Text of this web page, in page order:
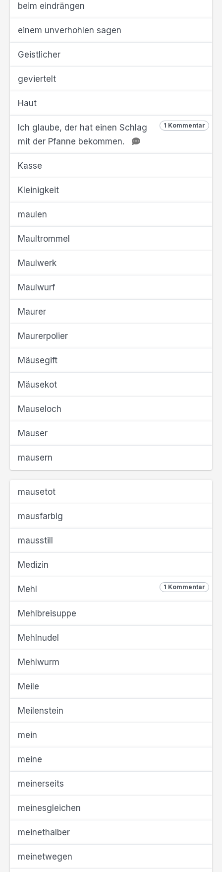
beim eindrängen
einem unverhohlen sagen
Geistlicher
geviertelt
Haut
1 Kommentar
Ich glaube, der hat einen Schlag
mit der Pfanne bekommen.
Kasse
Kleinigkeit
maulen
Maultrommel
Maulwerk
Maulwurf
Maurer
Maurerpolier
Mäusegift
Mäusekot
Mauseloch
Mauser
mausern
mausetot
mausfarbig
mausstill
Medizin
1 Kommentar
Mehl
Mehlbreisuppe
Mehlnudel
Mehlwurm
Meile
Meilenstein
mein
meine
meinerseits
meinesgleichen
meinethalber
meinetwegen